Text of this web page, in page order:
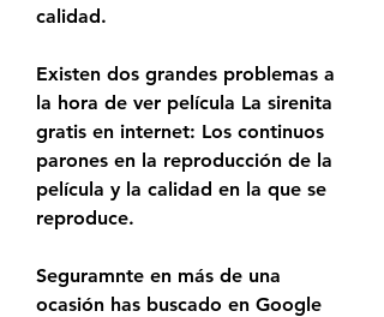
calidad.
Existen dos grandes problemas a
la hora de ver película La sirenita
gratis en internet: Los continuos
parones en la reproducción de la
película y la calidad en la que se
reproduce.
Seguramnte en más de una
ocasión has buscado en Google